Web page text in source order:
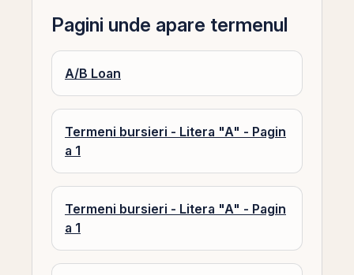
Pagini unde apare termenul
A/B Loan
Termeni bursieri - Litera "A" - Pagin
a 1
Termeni bursieri - Litera "A" - Pagin
a 1